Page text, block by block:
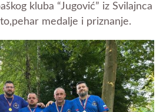
kluba “Jugović” iz Svilajnca
medalje i priznanje.